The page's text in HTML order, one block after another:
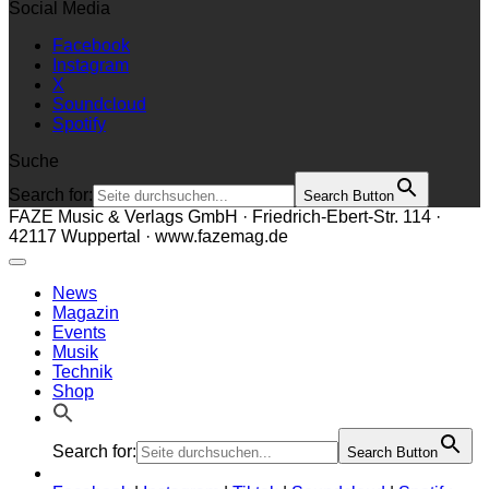
Social Media
Facebook
Instagram
X
Soundcloud
Spotify
Suche
Search for:
Search Button
FAZE Music & Verlags GmbH · Friedrich-Ebert-Str. 114 ·
42117 Wuppertal · www.fazemag.de
News
Magazin
Events
Musik
Technik
Shop
Search for: Search Button